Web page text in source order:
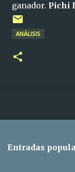
ganador. Pichi
ANÁLISIS
Entradas